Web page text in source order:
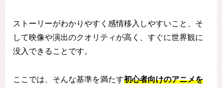
ストーリーがわかりやすく感情移入しやすいこと、そ
して映像や演出のクオリティが高く、すぐに世界観に
没入できることです。
ここでは、そんな基準を満たす初心者向けのアニメを